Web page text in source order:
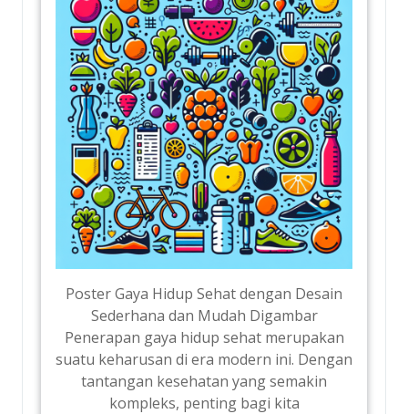
Poster Gaya Hidup Sehat dengan Desain
Sederhana dan Mudah Digambar
Penerapan gaya hidup sehat merupakan
suatu keharusan di era modern ini. Dengan
tantangan kesehatan yang semakin
kompleks, penting bagi kita